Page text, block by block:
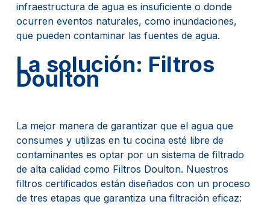
infraestructura de agua es insuficiente o donde
ocurren eventos naturales, como inundaciones,
que pueden contaminar las fuentes de agua.
La solución: Filtros
Doulton
La mejor manera de garantizar que el agua que
consumes y utilizas en tu cocina esté libre de
contaminantes es optar por un sistema de filtrado
de alta calidad como Filtros Doulton. Nuestros
filtros certificados están diseñados con un proceso
de tres etapas que garantiza una filtración eficaz: